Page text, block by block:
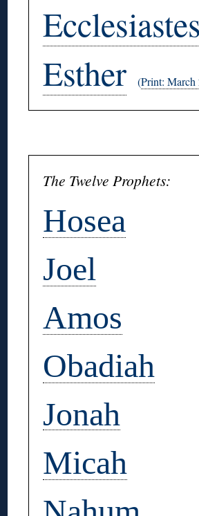
Ecclesiastes
Esther
(Print: March
The Twelve Prophets:
Hosea
Joel
Amos
Obadiah
Jonah
Micah